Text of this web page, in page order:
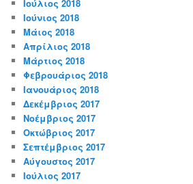
Ιούλιος 2018
Ιούνιος 2018
Μάιος 2018
Απρίλιος 2018
Μάρτιος 2018
Φεβρουάριος 2018
Ιανουάριος 2018
Δεκέμβριος 2017
Νοέμβριος 2017
Οκτώβριος 2017
Σεπτέμβριος 2017
Αύγουστος 2017
Ιούλιος 2017